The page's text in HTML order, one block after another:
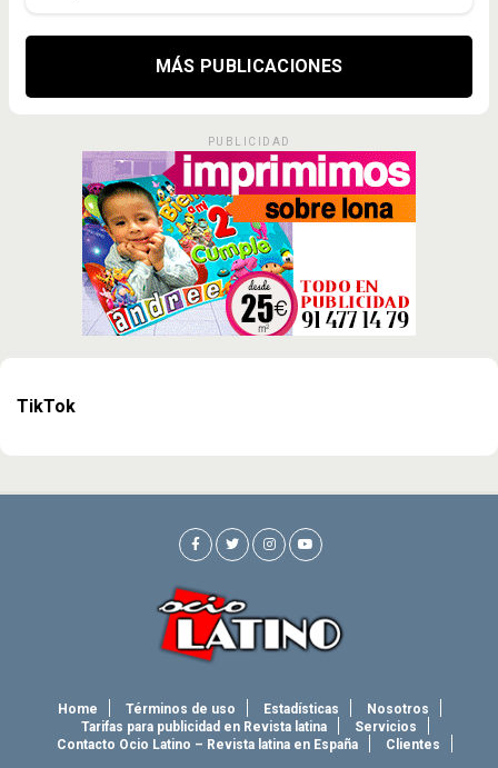
MÁS PUBLICACIONES
PUBLICIDAD
TikTok
Home Términos de uso Estadísticas
Nosotros
Tarifas para publicidad en Revista latina
Servicios
Contacto Ocio Latino – Revista latina en España
Clientes